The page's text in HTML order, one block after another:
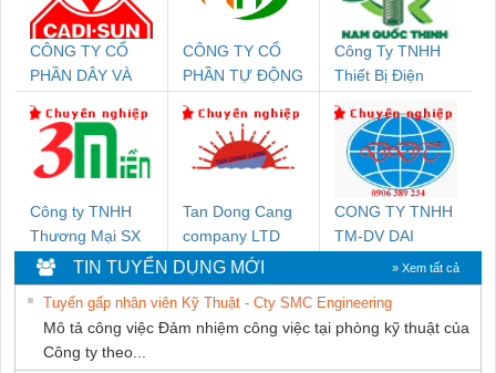
CÔNG TY CỔ
PHẦN DÂY VÀ
THƯỢNG ĐÌNH
CÔNG TY CỔ
PHẦN TỰ ĐỘNG
Công Ty TNHH
Thiết Bị Điện
Công ty TNHH
Thương Mại SX
Ba Miền
Tan Dong Cang
company LTD
CONG TY TNHH
TM-DV DAI
DONG THANH
TIN TUYỂN DỤNG MỚI » Xem tất cả
Tuyển gấp nhân viên Kỹ Thuật - Cty SMC Engineering
Mô tả công việc Đảm nhiệm công việc tại phòng kỹ thuật của
Công ty theo...